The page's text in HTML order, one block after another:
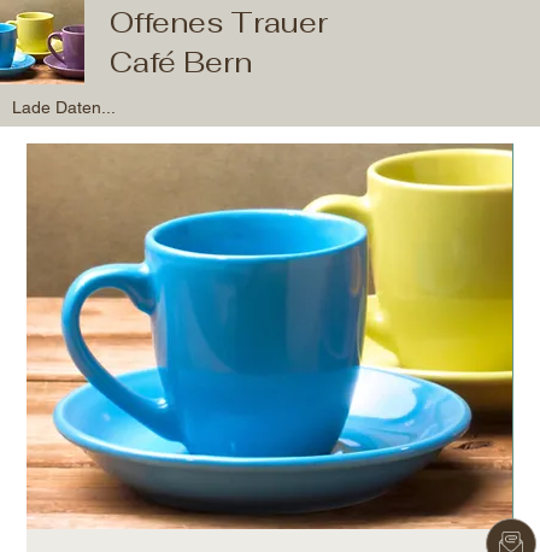
Lade Daten...
Offenes Trauer
Café Bern